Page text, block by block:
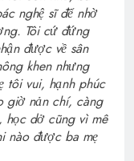
nghệ sĩ để nhờ
Tôi cứ đứng
được về sân
khen nhưng
tôi vui, hạnh phúc
giờ nản chí, càng
học dở cũng vì mê
nào được ba mẹ